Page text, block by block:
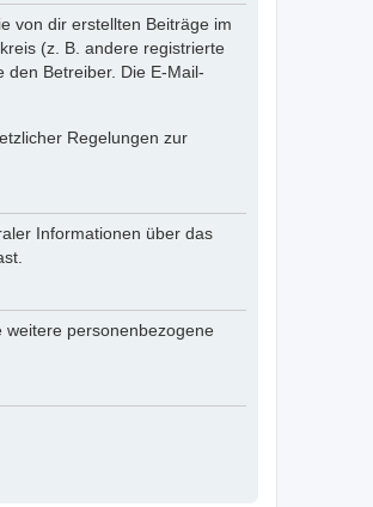
von dir erstellten Beiträge im
(z. B. andere registrierte
Betreiber. Die E-Mail-
Regelungen zur
Informationen über das
weitere personenbezogene